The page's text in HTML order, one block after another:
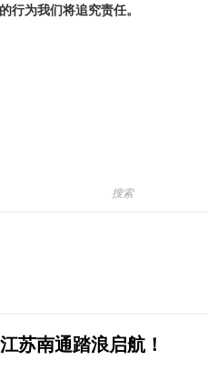
为我们将追究责任。
苏南通踏浪启航！